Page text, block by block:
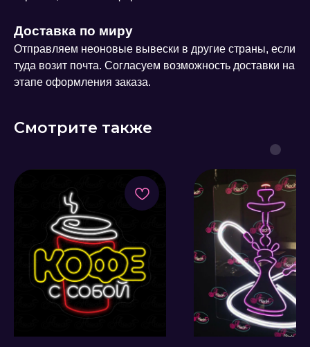
Доставка по миру
Отправляем неоновые вывески в другие страны, если
туда возит почта. Согласуем возможность доставки на
этапе оформления заказа.
Смотрите также